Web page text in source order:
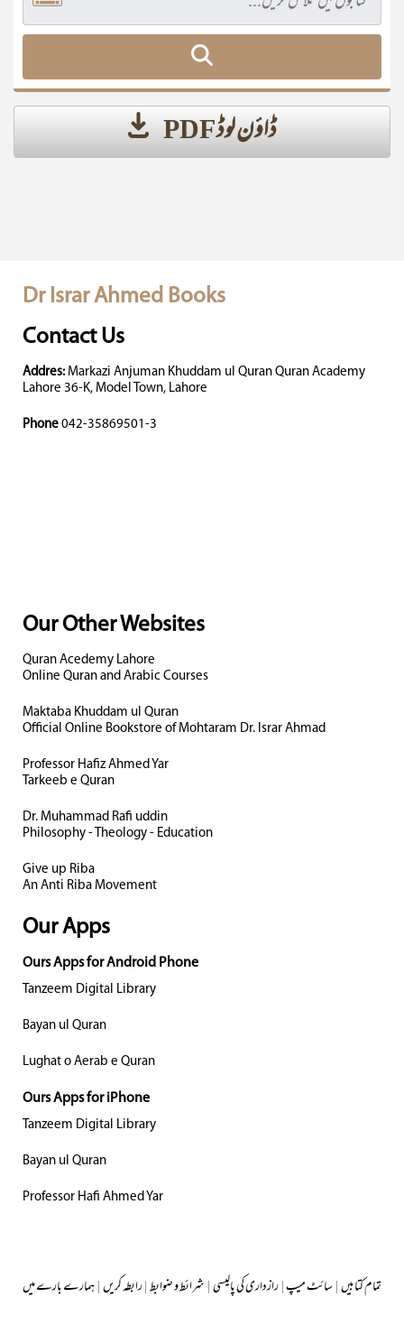
ڈاؤن لوڈ PDF
Dr Israr Ahmed Books
Contact Us
Addres: Markazi Anjuman Khuddam ul Quran Quran Academy
Lahore 36-K, Model Town, Lahore
Phone 042-35869501-3
Our Other Websites
Quran Acedemy Lahore
Online Quran and Arabic Courses
Maktaba Khuddam ul Quran
Official Online Bookstore of Mohtaram Dr. Israr Ahmad
Professor Hafiz Ahmed Yar
Tarkeeb e Quran
Dr. Muhammad Rafi uddin
Philosophy - Theology - Education
Give up Riba
An Anti Riba Movement
Our Apps
Ours Apps for Android Phone
Tanzeem Digital Library
Bayan ul Quran
Lughat o Aerab e Quran
Ours Apps for iPhone
Tanzeem Digital Library
Bayan ul Quran
Professor Hafi Ahmed Yar
ہمارے بارے میں|رابطہ کریں|شرائط و ضوابط|رازداری کی پالیسی|سائٹ میپ|تمام کتابیں